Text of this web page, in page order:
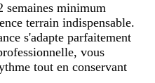
semaines minimum
terrain indispensable.
s'adapte parfaitement
vous
tout en conservant